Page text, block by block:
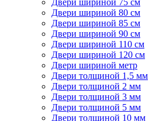
Двери шириной 75 см
Двери шириной 80 см
Двери шириной 85 см
Двери шириной 90 см
Двери шириной 110 см
Двери шириной 120 см
Двери шириной метр
Двери толщиной 1,5 мм
Двери толщиной 2 мм
Двери толщиной 3 мм
Двери толщиной 5 мм
Двери толщиной 10 мм